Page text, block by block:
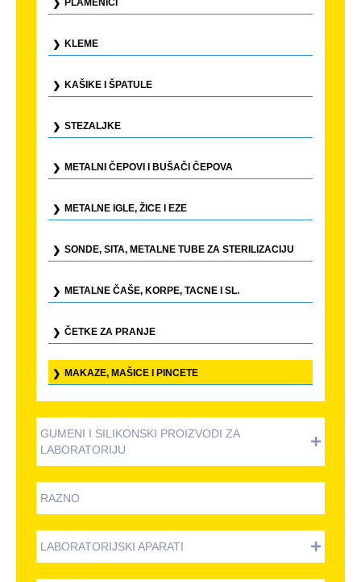
PLAMENICI
KLEME
KAŠIKE I ŠPATULE
STEZALJKE
METALNI ČEPOVI I BUŠAČI ČEPOVA
METALNE IGLE, ŽICE I EZE
SONDE, SITA, METALNE TUBE ZA STERILIZACIJU
METALNE ČAŠE, KORPE, TACNE I SL.
ČETKE ZA PRANJE
MAKAZE, MAŠICE I PINCETE
GUMENI I SILIKONSKI PROIZVODI ZA
LABORATORIJU
RAZNO
LABORATORIJSKI APARATI